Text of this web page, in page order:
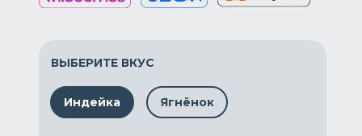
ВЫБЕРИТЕ ВКУС
Индейка Ягнёнок